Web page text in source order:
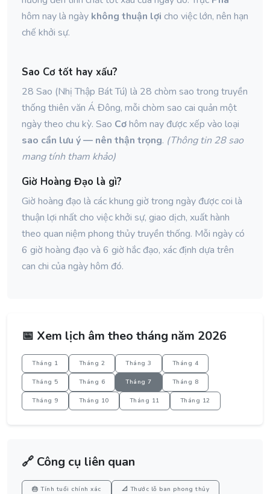
hôm nay là ngày không thuận lợi cho việc lớn, nên hạn
chế khởi sự.
Sao Cơ tốt hay xấu?
28 Sao (Nhị Thập Bát Tú) là 28 chòm sao trong truyền
thống thiên văn Á Đông, mỗi chòm sao cai quản một
ngày theo chu kỳ. Sao Cơhôm nay được xếp vào loại
sao cần lưu ý — nên thận trọng. (Thông tin 28 sao
mang tính tham khảo)
Giờ Hoàng Đạo là gì?
Giờ hoàng đạo là các khung giờ trong ngày được coi là
thuận lợi nhất cho việc khởi sự, giao dịch, xuất hành
theo quan niệm phong thủy truyền thống. Mỗi ngày có
6 giờ hoàng đạo và 6 giờ hắc đạo, xác định dựa trên
can chi của ngày hôm đó.
📅 Xem lịch âm theo tháng năm 2026
Tháng 1 Tháng 2 Tháng 3 Tháng 4
Tháng 5 Tháng 6 Tháng 7 Tháng 8
Tháng 9 Tháng 10 Tháng 11 Tháng 12
🔗 Công cụ liên quan
🎂 Tính tuổi chính xác 📐 Thước lỗ ban phong thủy